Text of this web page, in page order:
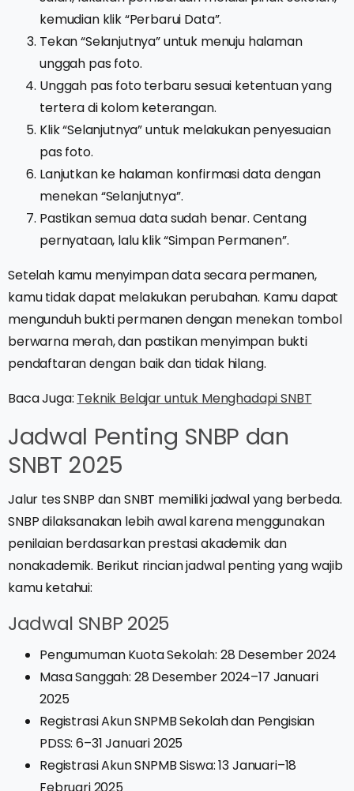
kemudian klik “Perbarui Data”.
Tekan “Selanjutnya” untuk menuju halaman
unggah pas foto.
Unggah pas foto terbaru sesuai ketentuan yang
tertera di kolom keterangan.
Klik “Selanjutnya” untuk melakukan penyesuaian
pas foto.
Lanjutkan ke halaman konfirmasi data dengan
menekan “Selanjutnya”.
Pastikan semua data sudah benar. Centang
pernyataan, lalu klik “Simpan Permanen”.
Setelah kamu menyimpan data secara permanen,
kamu tidak dapat melakukan perubahan. Kamu dapat
mengunduh bukti permanen dengan menekan tombol
berwarna merah, dan pastikan menyimpan bukti
pendaftaran dengan baik dan tidak hilang.
Baca Juga: Teknik Belajar untuk Menghadapi SNBT
Jadwal Penting SNBP dan
SNBT 2025
Jalur tes SNBP dan SNBT memiliki jadwal yang berbeda.
SNBP dilaksanakan lebih awal karena menggunakan
penilaian berdasarkan prestasi akademik dan
nonakademik. Berikut rincian jadwal penting yang wajib
kamu ketahui:
Jadwal SNBP 2025
Pengumuman Kuota Sekolah: 28 Desember 2024
Masa Sanggah: 28 Desember 2024–17 Januari
2025
Registrasi Akun SNPMB Sekolah dan Pengisian
PDSS: 6–31 Januari 2025
Registrasi Akun SNPMB Siswa: 13 Januari–18
Februari 2025